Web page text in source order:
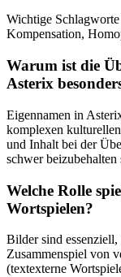
Wichtige
Kompensation,
Warum ist die
Asterix
Eigennamen in
komplexen
und Inhalt bei der
schwer beizubehalten
Welche Rolle
Wortspielen?
Bilder sind
Zusammenspiel von
(textexterne